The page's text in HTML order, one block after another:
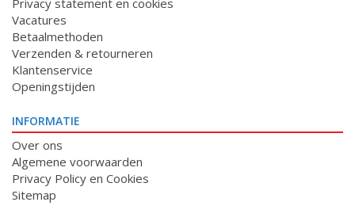
Privacy statement en cookies
Vacatures
Betaalmethoden
Verzenden & retourneren
Klantenservice
Openingstijden
INFORMATIE
Over ons
Algemene voorwaarden
Privacy Policy en Cookies
Sitemap